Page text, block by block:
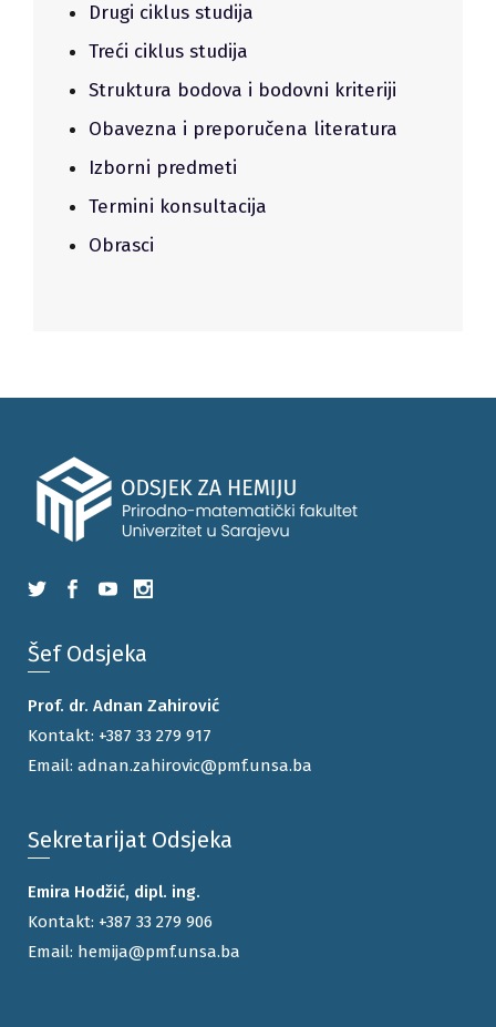
Drugi ciklus studija
Treći ciklus studija
Struktura bodova i bodovni kriteriji
Obavezna i preporučena literatura
Izborni predmeti
Termini konsultacija
Obrasci
Šef Odsjeka
Prof. dr. Adnan Zahirović
Kontakt: +387 33 279 917
Email: adnan.zahirovic@pmf.unsa.ba
Sekretarijat Odsjeka
Emira Hodžić, dipl. ing.
Kontakt: +387 33 279 906
Email: hemija@pmf.unsa.ba